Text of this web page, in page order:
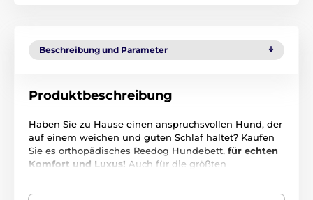
Beschreibung und Parameter
Produktbeschreibung
Haben Sie zu Hause einen anspruchsvollen Hund, der
auf einem weichen und guten Schlaf haltet? Kaufen
Sie es orthopädisches Reedog Hundebett, für echten
Komfort und Luxus! Auch für die größten